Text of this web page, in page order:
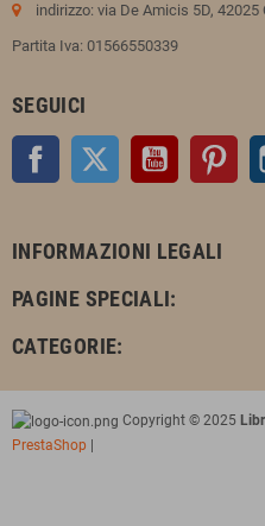
indirizzo: via De Amicis 5D, 42025
Partita Iva: 01566550339
SEGUICI
Facebook Twitter YouTube
INFORMAZIONI LEGALI
PAGINE SPECIALI:
CATEGORIE:
Copyright © 2025
PrestaShop